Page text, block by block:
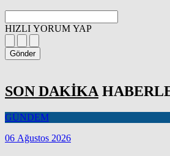
HIZLI YORUM YAP
Gönder
SON DAKİKA
GÜNDEM
06 Ağustos 2026